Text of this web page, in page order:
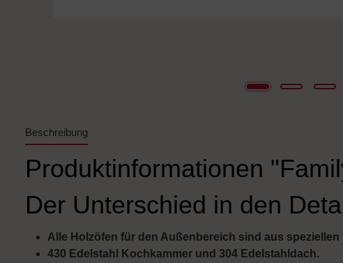
Beschreibung
Produktinformationen
Der Unterschied in den
Alle Holzöfen für den Außenbereich sind aus speziellen
430 Edelstahl Kochkammer und 304 Edelstahldach.